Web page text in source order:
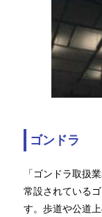
ゴンドラ
「ゴンドラ取扱
常設されている
す。歩道や公道